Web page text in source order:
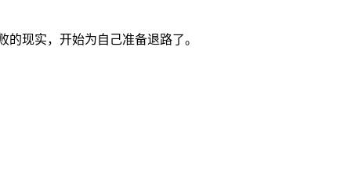
现实，开始为自己准备退路了。